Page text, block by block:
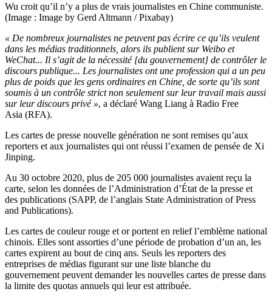
Wu croit qu’il n’y a plus de vrais journalistes en Chine communiste.
(Image : Image by Gerd Altmann / Pixabay)
« De nombreux journalistes ne peuvent pas écrire ce qu’ils veulent
dans les médias traditionnels, alors ils publient sur Weibo et
WeChat... Il s’agit de la nécessité [du gouvernement] de contrôler le
discours publique... Les journalistes ont une profession qui a un peu
plus de poids que les gens ordinaires en Chine, de sorte qu’ils sont
soumis à un contrôle strict non seulement sur leur travail mais aussi
sur leur discours privé », a déclaré Wang Liang à Radio Free
Asia (RFA).
Les cartes de presse nouvelle génération ne sont remises qu’aux
reporters et aux journalistes qui ont réussi l’examen de pensée de Xi
Jinping.
Au 30 octobre 2020, plus de 205 000 journalistes avaient reçu la
carte, selon les données de l’Administration d’État de la presse et
des publications (SAPP, de l’anglais State Administration of Press
and Publications).
Les cartes de couleur rouge et or portent en relief l’emblème national
chinois. Elles sont assorties d’une période de probation d’un an, les
cartes expirent au bout de cinq ans. Seuls les reporters des
entreprises de médias figurant sur une liste blanche du
gouvernement peuvent demander les nouvelles cartes de presse dans
la limite des quotas annuels qui leur est attribuée.